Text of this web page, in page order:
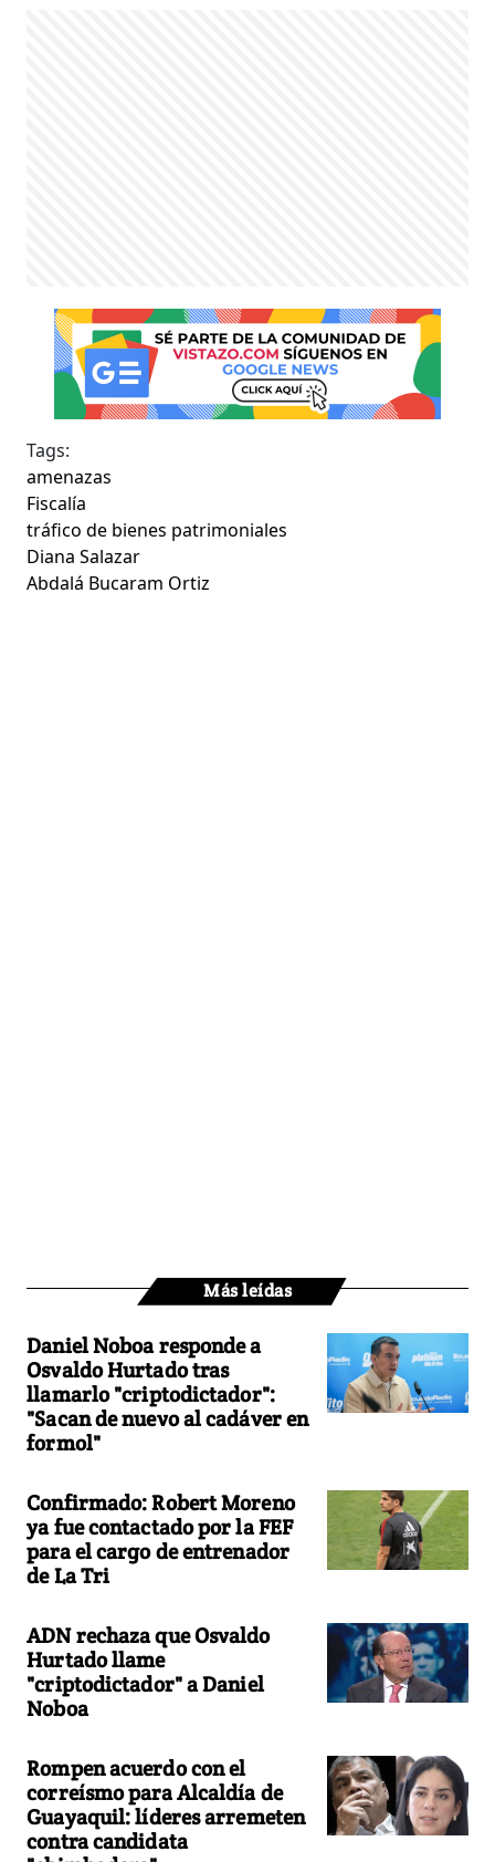
Tags:
amenazas
Fiscalía
tráfico de bienes patrimoniales
Diana Salazar
Abdalá Bucaram Ortiz
Más leídas
Daniel Noboa responde a
Osvaldo Hurtado tras
llamarlo "criptodictador":
"Sacan de nuevo al cadáver en
formol"
Confirmado: Robert Moreno
ya fue contactado por la FEF
para el cargo de entrenador
de La Tri
ADN rechaza que Osvaldo
Hurtado llame
"criptodictador" a Daniel
Noboa
Rompen acuerdo con el
correísmo para Alcaldía de
Guayaquil: líderes arremeten
contra candidata